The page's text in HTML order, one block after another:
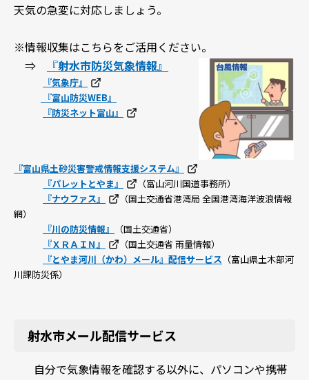
天気の急変に対応しましょう。
※情報収集はこちらをご活用ください。
⇒
『射水市防災気象情報』
『気象庁』
『富山防災WEB』
『防災ネット富山』
『富山県土砂災害警戒情報支援システム』
『パレットとやま』
（富山河川国道事務所）
『ナウファス』
（国土交通省港湾局 全国港湾海洋波浪情報
網）
『川の防災情報』
（国土交通省）
『ＸＲＡＩＮ』
（国土交通省 雨量情報）
『とやま河川（かわ）メール』配信サービス （富山県土木部河
川課防災係）
射水市メール配信サービス
自分で気象情報を確認する以外に、パソコンや携帯